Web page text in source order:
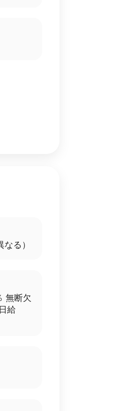
る）
無断欠
給